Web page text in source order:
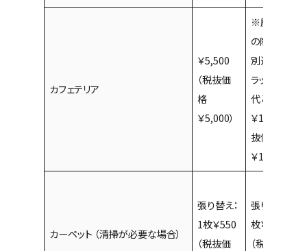
カフェテリア
￥5,500
（税抜価
格
￥5,000）
※厨房使用
の際は
別途グリスト
ラップ清掃
代として
￥11,000（税
抜価格
￥10,000）
カーペット （清掃が必要な場合）
張り替え：
1枚￥550
（税抜価
張り替え：1
枚￥550
（税抜価格